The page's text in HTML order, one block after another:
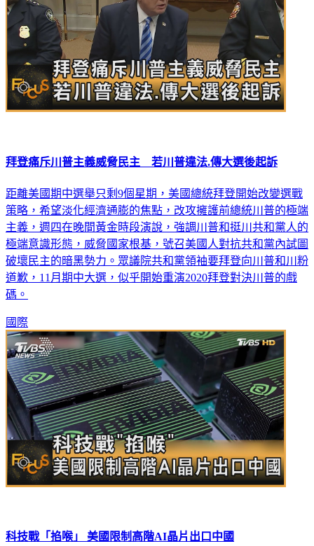
拜登痛斥川普主義威脅民主 若川普違法.傳大選後起訴
距離美國期中選舉只剩9個星期，美國總統拜登開始改變選戰
策略，希望淡化經濟通膨的焦點，改攻擁護前總統川普的極端
主義，週四在晚間黃金時段演說，強調川普和挺川共和黨人的
極端意識形態，威脅國家根基，號召美國人對抗共和黨內試圖
破壞民主的暗黑勢力。眾議院共和黨領袖要拜登向川普和川粉
道歉，11月期中大選，似乎開始重演2020拜登對決川普的戲
碼。
國際
科技戰「掐喉」 美國限制高階AI晶片出口中國